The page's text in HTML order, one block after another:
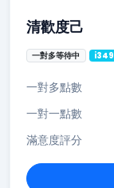
清歡度己
一對多等待中 i349
一對多點數
一對一點數
滿意度評分